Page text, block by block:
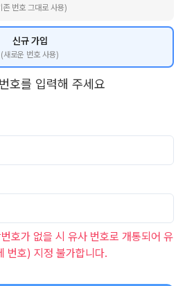
존 번호 그대로 사용)
신규 가입
(새로운 번호 사용)
호를 입력해 주세요
호가 없을 시 유사 번호로 개통되어 유
번호) 지정 불가합니다.